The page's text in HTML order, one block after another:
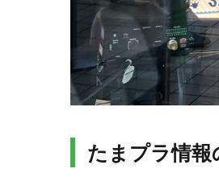
たまプラ情報